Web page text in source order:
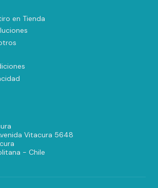
en Tienda
Vitacura 5648
- Chile